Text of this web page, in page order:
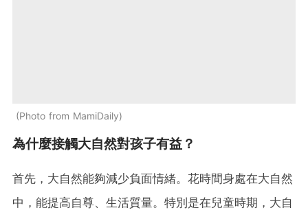
Photo from MamiDaily
為什麼接觸大自然對孩子有益？
首先，大自然能夠減少負面情緒。花時間身處在大自然
中，能提高自尊、生活質量。特別是在兒童時期，大自